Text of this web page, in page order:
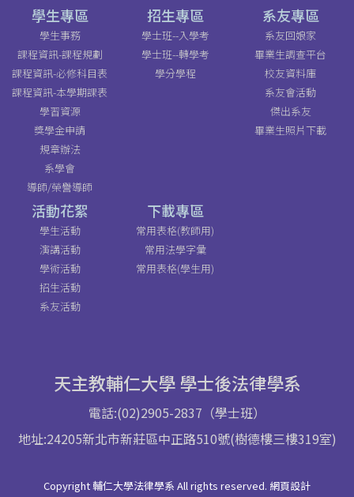
學生專區
學生事務
課程資訊-課程規劃
課程資訊-必修科目表
課程資訊-本學期課表
學習資源
獎學金申請
規章辦法
系學會
導師/榮譽導師
招生專區
學士班--入學考
學士班--轉學考
學分學程
系友專區
系友回娘家
畢業生調查平台
校友資料庫
系友會活動
傑出系友
畢業生照片下載
活動花絮
學生活動
演講活動
學術活動
招生活動
系友活動
下載專區
常用表格(教師用)
常用法學字彙
常用表格(學生用)
天主教輔仁大學 學士後法律學系
電話:(02)2905-2837（學士班）
地址:24205新北市新莊區中正路510號(樹德樓三樓319室)
Copyright 輔仁大學法律學系 All rights reserved. 網頁設計